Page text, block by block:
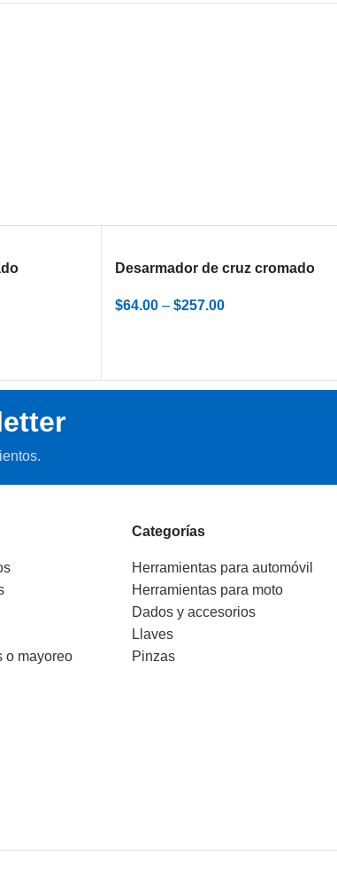
Desarmador de cruz cromado
$64.00 – $257.00
o mayoreo
Categorías
Herramientas para automóvil
Herramientas para moto
Dados y accesorios
Llaves
Pinzas